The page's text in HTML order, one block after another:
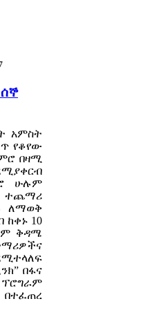
አምስት
የቆየው
በዛሚ
ሁሉም
ተጨማሪ
ለማወቅ
ከቀኑ 10
ቅዳሜ
በፋና
ፕሮግራም